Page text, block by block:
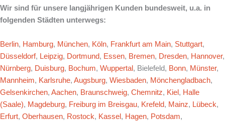
Wir sind für unsere langjährigen Kunden bundesweit, u.a. in
folgenden Städten unterwegs:
Berlin, Hamburg, München, Köln, Frankfurt am Main, Stuttgart,
Düsseldorf, Leipzig, Dortmund, Essen, Bremen, Dresden, Hannover,
Nürnberg, Duisburg, Bochum, Wuppertal , Bielefeld, Bonn, Münster,
Mannheim, Karlsruhe, Augsburg, Wiesbaden, Mönchengladbach,
Gelsenkirchen, Aachen, Braunschweig, Chemnitz, Kiel , Halle
(Saale), Magdeburg, Freiburg im Breisgau, Krefeld, Mainz, Lübeck,
Erfurt, Oberhausen, Rostock, Kassel , Hagen, Potsdam,